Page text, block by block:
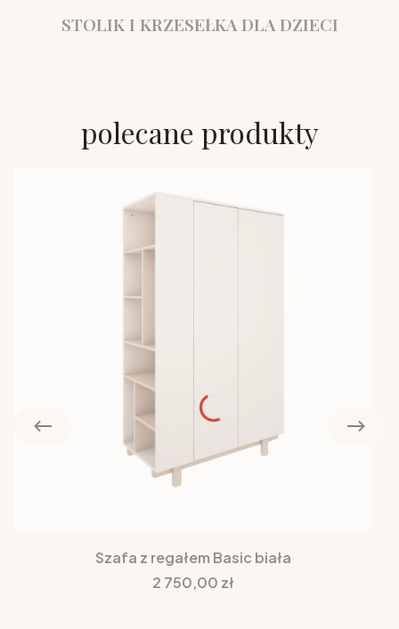
STOLIK I KRZESEŁKA DLA DZIECI
polecane produkty
Szafa z regałem Basic biała
Cena
2 750,00 zł